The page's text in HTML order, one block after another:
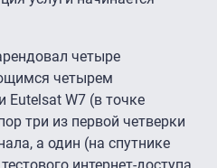
четыре
четырем
Eutelsat W7 (в точке
три из первой четверки
а один (на спутнике